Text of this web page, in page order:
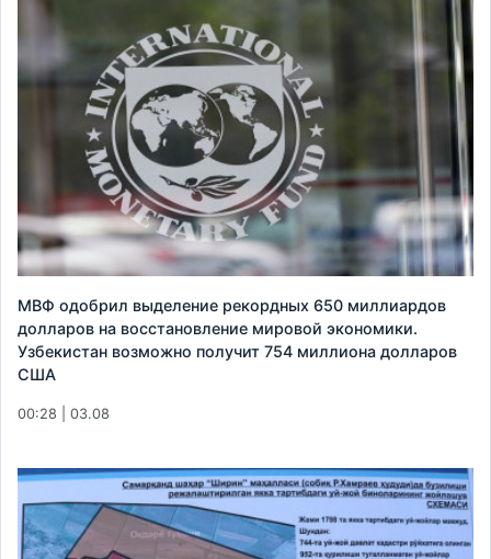
МВФ одобрил выделение рекордных 650 миллиардов
долларов на восстановление мировой экономики.
Узбекистан возможно получит 754 миллиона долларов
США
00:28 | 03.08